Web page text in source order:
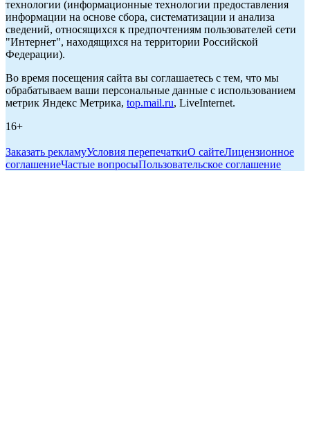
технологии (информационные технологии предоставления
информации на основе сбора, систематизации и анализа
сведений, относящихся к предпочтениям пользователей сети
"Интернет", находящихся на территории Российской
Федерации).
Во время посещения сайта вы соглашаетесь с тем, что мы
обрабатываем ваши персональные данные с использованием
метрик Яндекс Метрика, top.mail.ru, LiveInternet.
16+
Заказать рекламуУсловия перепечаткиО сайтеЛицензионное
соглашениеЧастые вопросыПользовательское соглашение